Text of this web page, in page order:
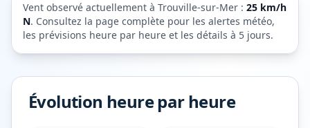
Vent observé actuellement à Trouville-sur-Mer : 25 km/h
N. Consultez la page complète pour les alertes météo,
les prévisions heure par heure et les détails à 5 jours.
Évolution heure par heure